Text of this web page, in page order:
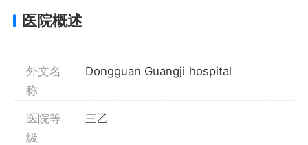
医院概述
外文名
称
Dongguan Guangji hospital
医院等
级
三乙